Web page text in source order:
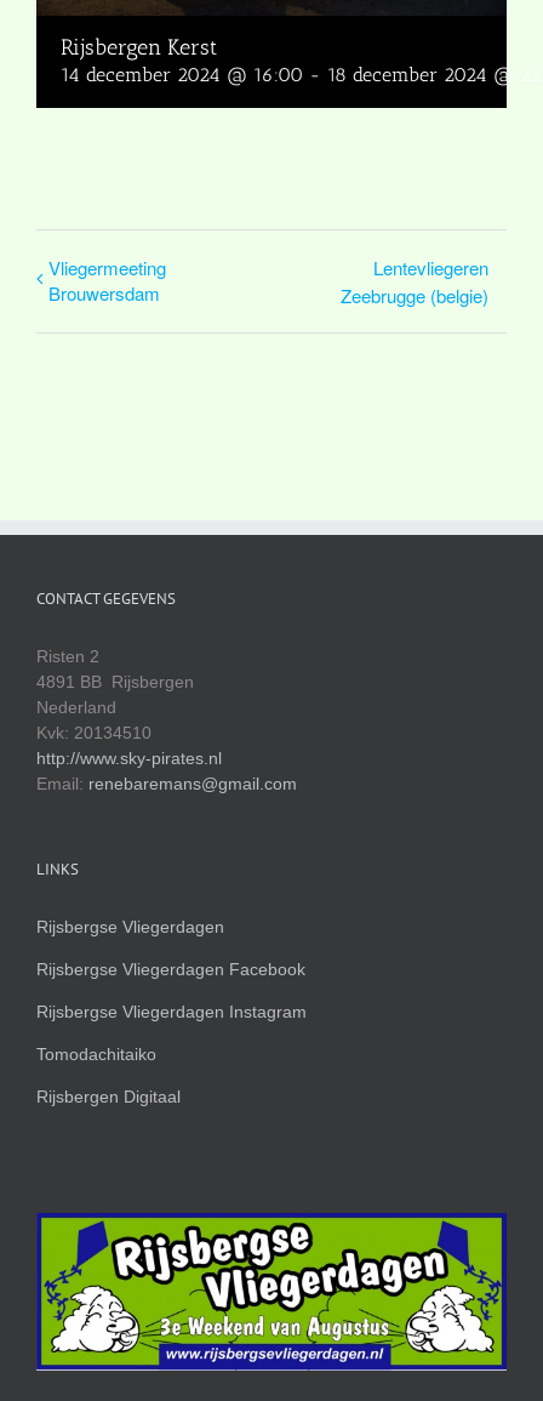
Rijsbergen Kerst
14 december 2024 @ 16:00 - 18 december 2024 @
Vliegermeeting
Brouwersdam
Lentevliegeren
Zeebrugge (belgie)
CONTACT GEGEVENS
Risten 2
4891 BB Rijsbergen
Nederland
Kvk: 20134510
http://www.sky-pirates.nl
Email: renebaremans@gmail.com
LINKS
Rijsbergse Vliegerdagen
Rijsbergse Vliegerdagen Facebook
Rijsbergse Vliegerdagen Instagram
Tomodachitaiko
Rijsbergen Digitaal